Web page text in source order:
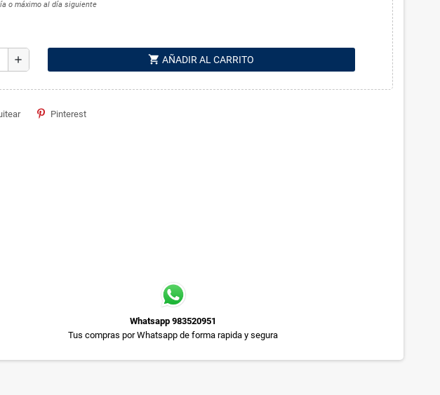
o máximo al día siguiente
add shopping_cart AÑADIR AL CARRITO
Pinterest
Whatsapp 983520951
Tus compras por Whatsapp de forma rapida y segura